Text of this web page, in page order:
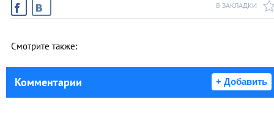
В ЗАКЛАДКИ
Смотрите также:
Комментарии + Добавить